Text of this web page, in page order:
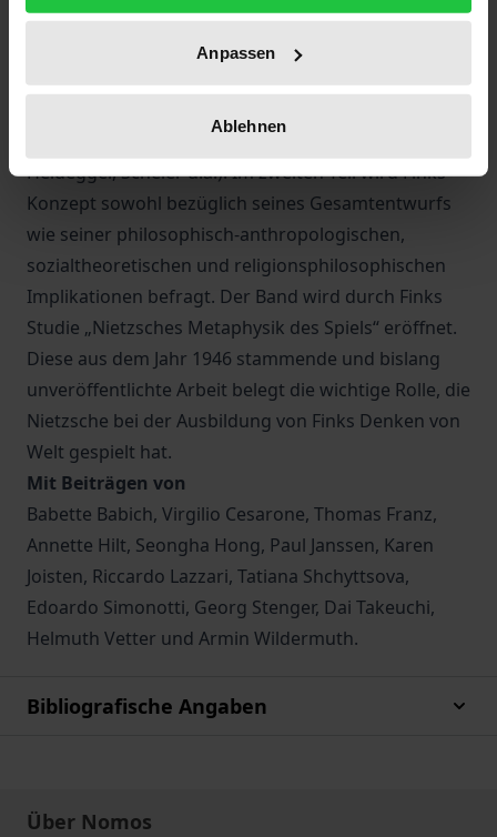
Anpassen
Ablehnen
bietet Finks Werk bedeutsame Ansatzpunkte für die
interdisziplinäre geistes- und naturwissenschaftliche
Forschung. Der erste Teil des Buches verortet Finks
Heidegger, Scheler u.a.). Im zweiten Teil wird Finks
Konzept sowohl bezüglich seines Gesamtentwurfs
wie seiner philosophisch-anthropologischen,
sozialtheoretischen und religionsphilosophischen
Implikationen befragt. Der Band wird durch Finks
Studie „Nietzsches Metaphysik des Spiels“ eröffnet.
Diese aus dem Jahr 1946 stammende und bislang
unveröffentlichte Arbeit belegt die wichtige Rolle, die
Nietzsche bei der Ausbildung von Finks Denken von
Welt gespielt hat.
Mit Beiträgen von
Babette Babich, Virgilio Cesarone, Thomas Franz,
Annette Hilt, Seongha Hong, Paul Janssen, Karen
Joisten, Riccardo Lazzari, Tatiana Shchyttsova,
Edoardo Simonotti, Georg Stenger, Dai Takeuchi,
Helmuth Vetter und Armin Wildermuth.
Bibliografische Angaben
Über Nomos